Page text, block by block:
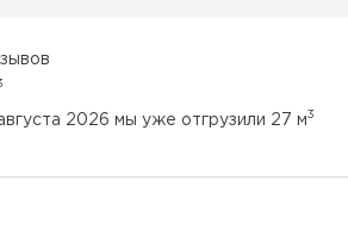
250 мм
300 мм
2026 мы уже отгрузили 27 м3